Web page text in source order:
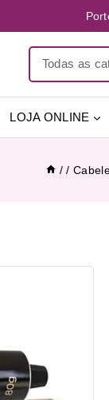
LOJA ONLINE
/ /